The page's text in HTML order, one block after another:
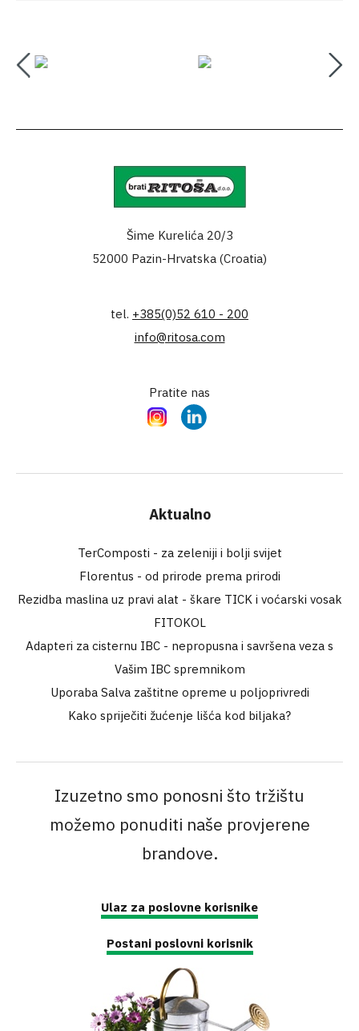
Šime Kurelića 20/3
52000 Pazin-Hrvatska (Croatia)
tel. +385(0)52 610 - 200
info@ritosa.com
Pratite nas
InstagramLinkedIn
Aktualno
TerComposti - za zeleniji i bolji svijet
Florentus - od prirode prema prirodi
Rezidba maslina uz pravi alat - škare TICK i voćarski vosak
FITOKOL
Adapteri za cisternu IBC - nepropusna i savršena veza s
Vašim IBC spremnikom
Uporaba Salva zaštitne opreme u poljoprivredi
Kako spriječiti žućenje lišća kod biljaka?
Izuzetno smo ponosni što tržištu
možemo ponuditi naše provjerene
brandove.
Ulaz za poslovne korisnike
Postani poslovni korisnik